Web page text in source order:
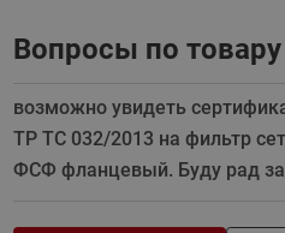
Вопросы по товару
возможно увидеть
ТР ТС 032/2013 на фильтр
ФСФ фланцевый. Буду рад за